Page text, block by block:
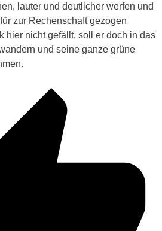
lauter und deutlicher werfen und
zur Rechenschaft gezogen
hier nicht gefällt, soll er doch in das
und seine ganze grüne